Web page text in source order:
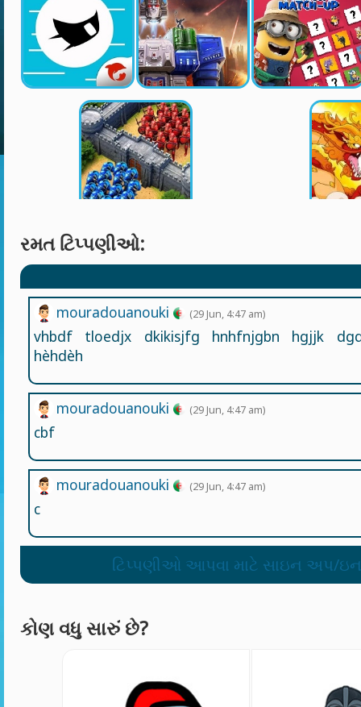
રમત ટિપ્પણીઓ:
mouradouanouki (29 Jun, 4:47 am)
c
mouradouanouki (29 Jun, 4:47 am)
cbf
mouradouanouki (29 Jun, 4:47 am)
vhbdf tloedjx dkikisjfg hnhfnjgbn hgjjk
hèhdèh
ટિપ્પણીઓ આપવા માટે સાઇન અપ/ઇન
કોણ વધુ સારું છે?